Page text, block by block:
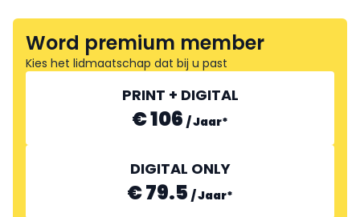
Word premium member
Kies het lidmaatschap dat bij u past
PRINT + DIGITAL
€ 106 /Jaar*
DIGITAL ONLY
€ 79.5 /Jaar*